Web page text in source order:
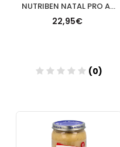
NUTRIBEN NATAL PRO ALFA 800 G
22,95€
(0)
Añadir